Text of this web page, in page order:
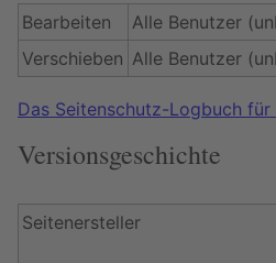
Bearbeiten
Alle Benutzer
Verschieben Alle Benutzer
Das Seitenschutz-Logbuch für
Versionsgeschichte
Seitenersteller